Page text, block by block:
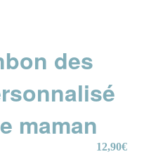
des
maman
12,90€